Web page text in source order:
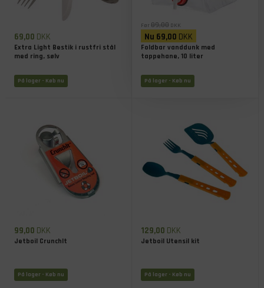
69,00 DKK
Extra Light Bestik i rustfri stål
med ring, sølv
På lager - Køb nu
Før 89,00 DKK
Nu 69,00 DKK
Foldbar vanddunk med
tappehane, 10 liter
På lager - Køb nu
99,00 DKK
Jetboil CrunchIt
På lager - Køb nu
129,00 DKK
Jetboil Utensil kit
På lager - Køb nu